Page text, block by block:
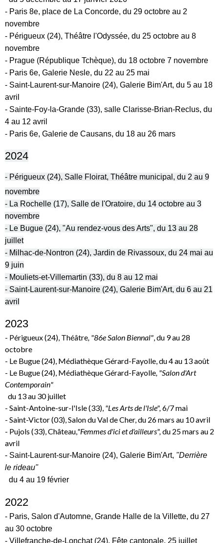
- Paris 8e, place de La Concorde, du 29 octobre au 2
novembre
- Périgueux (24), Théâtre l'Odyssée, du 25 octobre au 8
novembre
- Prague (République Tchèque), du 18 octobre 7 novembre
- Paris 6e, Galerie Nesle, du 22 au 25 mai
- Saint-Laurent-sur-Manoire (24), Galerie Bim'Art, du 5 au 18
avril
- Sainte-Foy-la-Grande (33), salle Clarisse-Brian-Reclus, du
4 au 12 avril
- Paris 6e, Galerie de Causans, du 18 au 26 mars
2024
- Périgueux (24), Salle Floirat, Théâtre municipal, du 2 au 9
novembre
- La Rochelle (17), Salle de l'Oratoire, du 14 octobre au 3
novembre
- Le Bugue (24), "Au rendez-vous des Arts", du 13 au 28
juillet
- Milhac-de-Nontron (24), Jardin de Rivassoux, du 24 mai au
9 juin
- Mouliets-et-Villemartin (33), du 8 au 12 mai
- Saint-Laurent-sur-Manoire (24), Galerie Bim'Art, du 6 au 21
avril
2023
- Périgueux (24), Théâtre, "86e Salon Biennal",du 9 au 28
octobre
- Le Bugue (24), Médiathèque Gérard-Fayolle,du 4 au 13 août
- Le Bugue (24), Médiathèque Gérard-Fayolle, "Salon d'Art
Contemporain"
du 13 au 30 juillet
- Saint-Antoine-sur-l'Isle (33), "Les Arts de l'Isle",6/7 mai
- Saint-Victor (03), Salon du Val de Cher, du 26 mars au 10 avril
- Pujols (33), Château,"Femmes d'ici et d'ailleurs",du 25 mars au 2
avril
- Saint-Laurent-sur-Manoire (24), Galerie Bim'Art, "Derrière
le rideau"
du 4 au 19 février
2022
- Paris, Salon d'Automne, Grande Halle de la Villette, du 27
au 30 octobre
- Villefranche-de-Lonchat (24), Fête cantonale, 25 juillet